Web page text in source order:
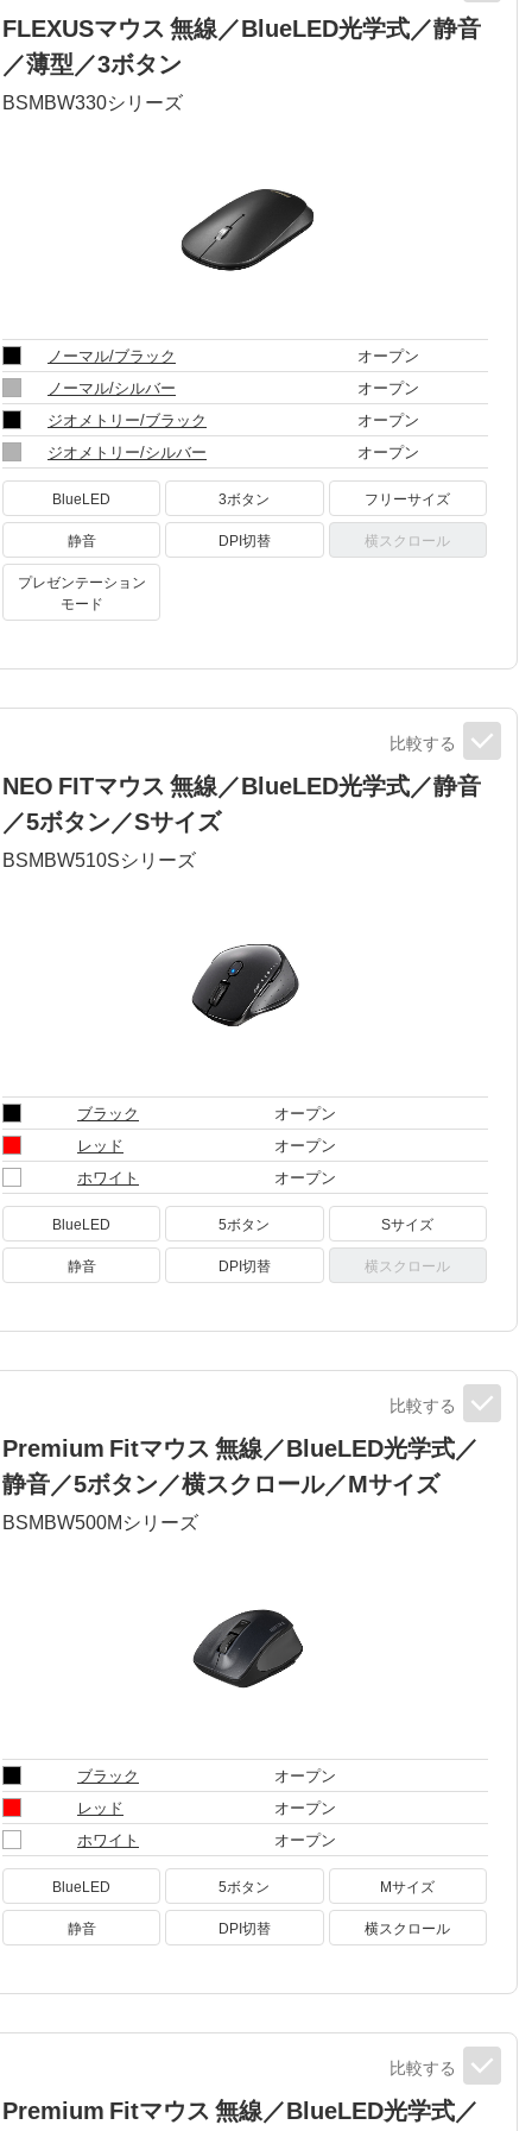
FLEXUSマウス 無線／BlueLED光学式／静音
／薄型／3ボタン
BSMBW330シリーズ
ノーマル/ブラック
オープン
ノーマル/シルバー
オープン
ジオメトリー/ブラック
オープン
ジオメトリー/シルバー
オープン
BlueLED 3ボタン
フリーサイズ
静音
DPI切替
横スクロール
プレゼンテーション
モード
比較する
NEO FITマウス 無線／BlueLED光学式／静音
／5ボタン／Sサイズ
BSMBW510Sシリーズ
ブラック
オープン
レッド
オープン
ホワイト
オープン
BlueLED 5ボタン
Sサイズ
静音
DPI切替 横スクロール
比較する
Premium Fitマウス 無線／BlueLED光学式／
静音／5ボタン／横スクロール／Mサイズ
BSMBW500Mシリーズ
ブラック
オープン
レッド
オープン
ホワイト
オープン
BlueLED 5ボタン
Mサイズ
静音
DPI切替 横スクロール
比較する
Premium Fitマウス 無線／BlueLED光学式／